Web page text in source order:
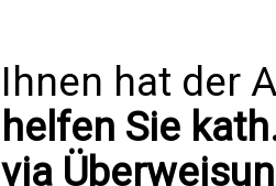
Ihnen hat der
helfen Sie
via